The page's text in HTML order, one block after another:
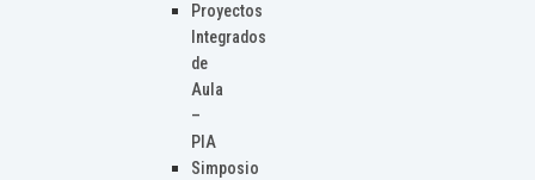
Proyectos
Integrados
de
Aula
–
PIA
Simposio